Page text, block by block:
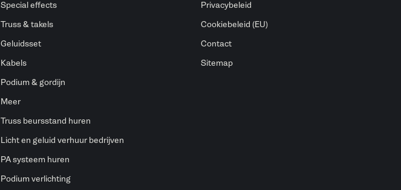
Special effects
Truss & takels
Geluidsset
Kabels
Podium & gordijn
Meer
Truss beursstand huren
Licht en geluid verhuur bedrijven
PA systeem huren
Podium verlichting
Privacybeleid
Cookiebeleid (EU)
Contact
Sitemap